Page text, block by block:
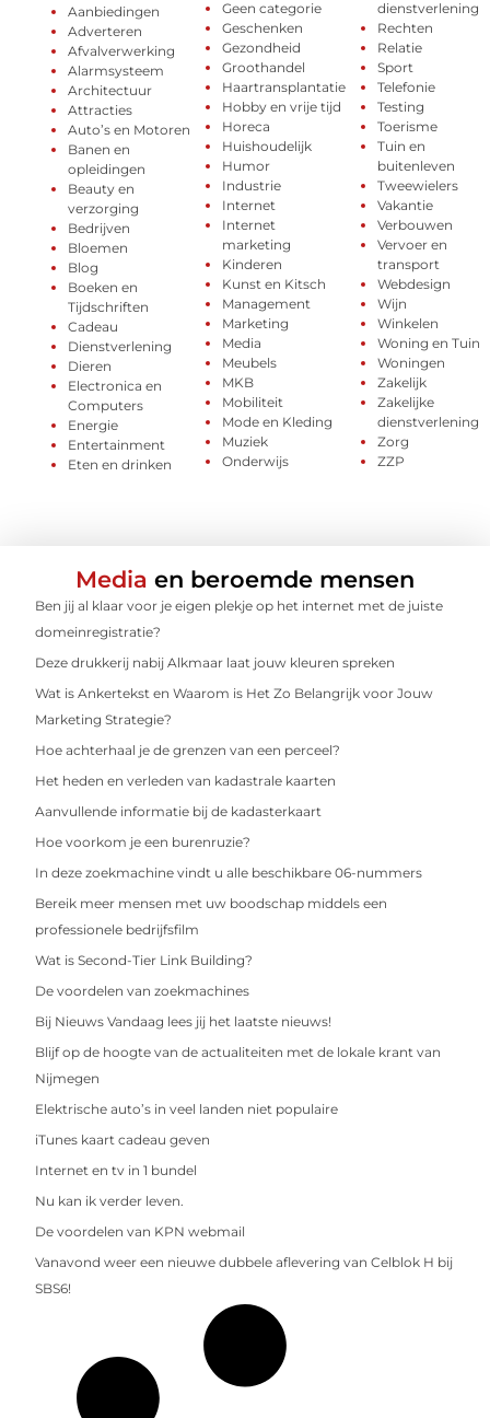
Aanbiedingen
Adverteren
Afvalverwerking
Alarmsysteem
Architectuur
Attracties
Auto’s en Motoren
Banen en
opleidingen
Beauty en
verzorging
Bedrijven
Bloemen
Blog
Boeken en
Tijdschriften
Cadeau
Dienstverlening
Dieren
Electronica en
Computers
Energie
Entertainment
Eten en drinken
Geen categorie
Geschenken
Gezondheid
Groothandel
Haartransplantatie
Hobby en vrije tijd
Horeca
Huishoudelijk
Humor
Industrie
Internet
Internet
marketing
Kinderen
Kunst en Kitsch
Management
Marketing
Media
Meubels
MKB
Mobiliteit
Mode en Kleding
Muziek
Onderwijs
dienstverlening
Rechten
Relatie
Sport
Telefonie
Testing
Toerisme
Tuin en
buitenleven
Tweewielers
Vakantie
Verbouwen
Vervoer en
transport
Webdesign
Wijn
Winkelen
Woning en Tuin
Woningen
Zakelijk
Zakelijke
dienstverlening
Zorg
ZZP
Media en beroemde mensen
Ben jij al klaar voor je eigen plekje op het internet met de juiste
domeinregistratie?
Deze drukkerij nabij Alkmaar laat jouw kleuren spreken
Wat is Ankertekst en Waarom is Het Zo Belangrijk voor Jouw
Marketing Strategie?
Hoe achterhaal je de grenzen van een perceel?
Het heden en verleden van kadastrale kaarten
Aanvullende informatie bij de kadasterkaart
Hoe voorkom je een burenruzie?
In deze zoekmachine vindt u alle beschikbare 06-nummers
Bereik meer mensen met uw boodschap middels een
professionele bedrijfsfilm
Wat is Second-Tier Link Building?
De voordelen van zoekmachines
Bij Nieuws Vandaag lees jij het laatste nieuws!
Blijf op de hoogte van de actualiteiten met de lokale krant van
Nijmegen
Elektrische auto’s in veel landen niet populaire
iTunes kaart cadeau geven
Internet en tv in 1 bundel
Nu kan ik verder leven.
De voordelen van KPN webmail
Vanavond weer een nieuwe dubbele aflevering van Celblok H bij
SBS6!